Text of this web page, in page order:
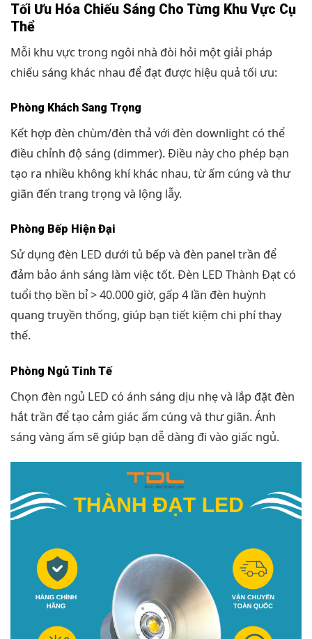
Tối Ưu Hóa Chiếu Sáng Cho Từng Khu Vực Cụ
Thể
Mỗi khu vực trong ngôi nhà đòi hỏi một giải pháp
chiếu sáng khác nhau để đạt được hiệu quả tối ưu:
Phòng Khách Sang Trọng
Kết hợp đèn chùm/đèn thả với đèn downlight có thể
điều chỉnh độ sáng (dimmer). Điều này cho phép bạn
tạo ra nhiều không khí khác nhau, từ ấm cúng và thư
giãn đến trang trọng và lộng lẫy.
Phòng Bếp Hiện Đại
Sử dụng đèn LED dưới tủ bếp và đèn panel trần để
đảm bảo ánh sáng làm việc tốt. Đèn LED Thành Đạt có
tuổi thọ bền bỉ > 40.000 giờ, gấp 4 lần đèn huỳnh
quang truyền thống, giúp bạn tiết kiệm chi phí thay
thế.
Phòng Ngủ Tinh Tế
Chọn đèn ngủ LED có ánh sáng dịu nhẹ và lắp đặt đèn
hắt trần để tạo cảm giác ấm cúng và thư giãn. Ánh
sáng vàng ấm sẽ giúp bạn dễ dàng đi vào giấc ngủ.